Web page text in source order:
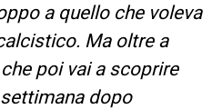
a quello che voleva
Ma oltre a
poi vai a scoprire
dopo